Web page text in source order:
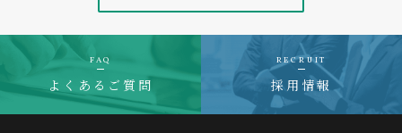
FAQ
よくあるご質問
RECRUIT
採用情報